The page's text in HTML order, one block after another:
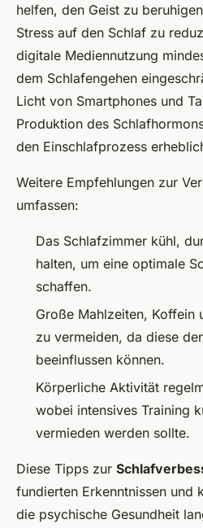
helfen, den Geist zu
Stress auf den Schlaf zu
digitale Mediennutzung
dem Schlafengehen
Licht von Smartphones und
Produktion des
den Einschlafprozess
Weitere Empfehlungen zur
umfassen:
Das Schlafzimmer kühl,
halten, um eine optimale
schaffen.
Große Mahlzeiten, Koffein
zu vermeiden, da diese
beeinflussen können.
Körperliche Aktivität
wobei intensives Training
vermieden werden sollte.
Diese Tipps zur
fundierten Erkenntnissen und
die psychische Gesundheit